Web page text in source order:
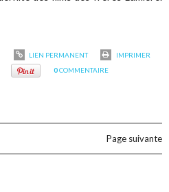
LIEN PERMANENT
IMPRIMER
0COMMENTAIRE
Page suivante